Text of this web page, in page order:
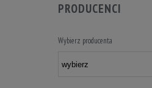
PRODUCENCI
Wybierz producenta